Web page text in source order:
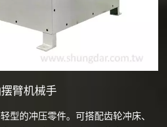
臂机械手
型的冲压零件。可搭配齿轮冲床、